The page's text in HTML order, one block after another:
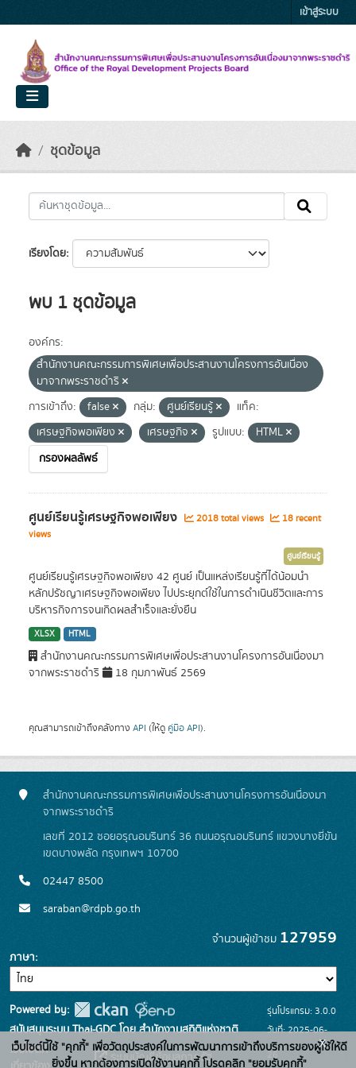
เข้าสู่ระบบ
ชุดข้อมูล
เรียงโดย
พบ 1 ชุดข้อมูล
องค์กร:
สำนักงานคณะกรรมการพิเศษเพื่อประสานงานโครงการอันเนื่อง
มาจากพระราชดำริ
การเข้าถึง:
false กลุ่ม: ศูนย์เรียนรู้
แท็ค:
เศรษฐกิจพอเพียง
เศรษฐกิจ รูปแบบ:
HTML
กรองผลลัพธ์
ศูนย์เรียนรู้เศรษฐกิจพอเพียง 2018 total views
18 recent
views
ศูนย์เรียนรู้
ศูนย์เรียนรู้เศรษฐกิจพอเพียง 42 ศูนย์ เป็นแหล่งเรียนรู้ที่ได้น้อมนำ
หลักปรัชญาเศรษฐกิจพอเพียง ไปประยุกต์ใช้ในการดำเนินชีวิตและการ
บริหารกิจการจนเกิดผลสำเร็จและยั่งยืน
XLSX HTML
สำนักงานคณะกรรมการพิเศษเพื่อประสานงานโครงการอันเนื่องมา
จากพระราชดำริ
18 กุมภาพันธ์ 2569
คุณสามารถเข้าถึงคลังทาง API (ให้ดู คู่มือ API).
สำนักงานคณะกรรมการพิเศษเพื่อประสานงานโครงการอันเนื่องมา
จากพระราชดำริ
เลขที่ 2012 ซอยอรุณอมรินทร์ 36 ถนนอรุณอมรินทร์ แขวงบางยี่ขัน
เขตบางพลัด กรุงเทพฯ 10700
02447 8500
saraban@rdpb.go.th
จำนวนผู้เข้าชม 127959
ภาษา
Powered by:
สนับสนุนระบบ Thai-GDC โดย สำนักงานสถิติแห่งชาติ
เว็บไซต์ที่
ระบบบัญชีข้อมูลภาครัฐ
รุ่นโปรแกรม: 3.0.0
วันที่: 2025-06-
26
เว็บไซต์นี้ใช้ "คุกกี้" เพื่อวัตถุประสงค์ในการพัฒนาการเข้าถึงบริการของผู้ใช้ให้ดี
ยิ่งขึ้น หากต้องการเปิดใช้งานคุกกี้ โปรดคลิก "ยอมรับคุกกี้"
x